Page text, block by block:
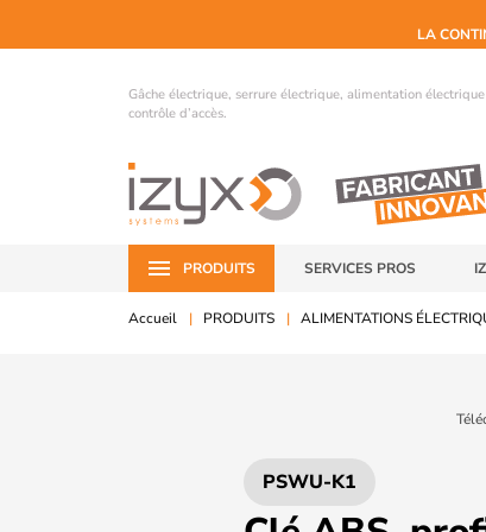
LA
Gâche électrique, serrure électrique, alimentation
contrôle d’accès.
PRODUITS SERVICES PROS
Accueil PRODUITS ALIMENTATIONS
PSWU-K1